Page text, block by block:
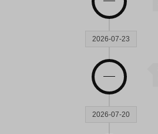
2026-07-23
2026-07-20